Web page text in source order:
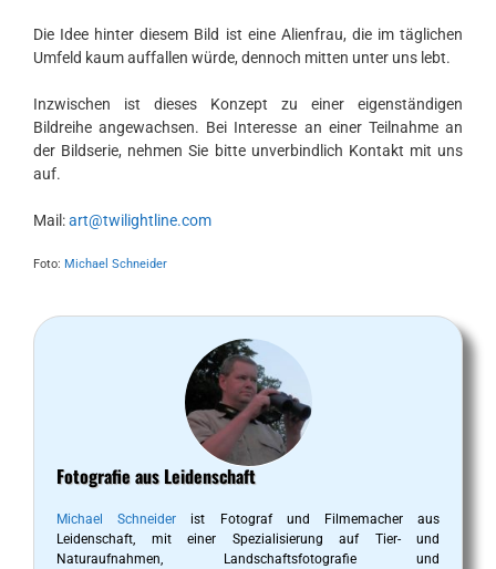
Die Idee hinter diesem Bild ist eine Alienfrau, die im täglichen
Umfeld kaum auffallen würde, dennoch mitten unter uns lebt.
Inzwischen ist dieses Konzept zu einer eigenständigen
Bildreihe angewachsen. Bei Interesse an einer Teilnahme an
der Bildserie, nehmen Sie bitte unverbindlich Kontakt mit uns
auf.
Mail:art@twilightline.com
Foto: Michael Schneider
Fotografie aus Leidenschaft
Michael Schneider ist Fotograf und Filmemacher aus
Leidenschaft, mit einer Spezialisierung auf Tier- und
Naturaufnahmen, Landschaftsfotografie und